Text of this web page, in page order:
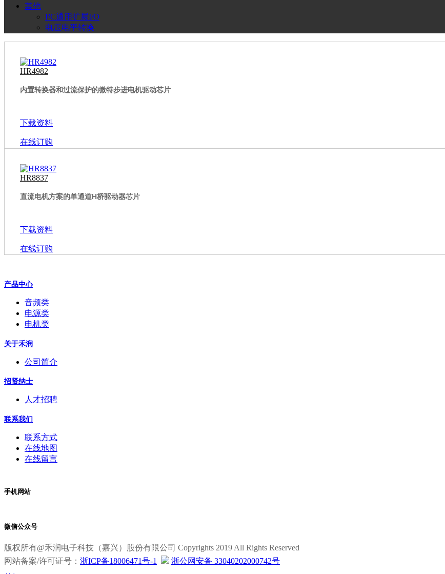
其他
I²C通用扩展I/O
电压电平转换
HR4982
内置转换器和过流保护的微特步进电机驱动芯片
下载资料
在线订购
HR8837
直流电机方案的单通道H桥驱动器芯片
下载资料
在线订购
产品中心
音频类
电源类
电机类
关于禾润
公司简介
招贤纳士
人才招聘
联系我们
联系方式
在线地图
在线留言
手机网站
微信公众号
版权所有@禾润电子科技（嘉兴）股份有限公司 Copyrights 2019 All Rights Reserved
网站备案/许可证号： 浙ICP备18006471号-1
浙公网安备 33040202000742号